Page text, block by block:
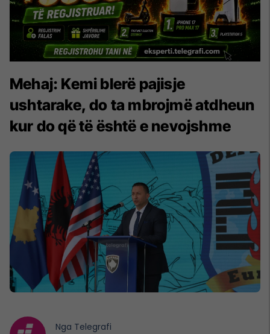
Mehaj: Kemi blerë pajisje
ushtarake, do ta mbrojmë atdheun
kur do që të është e nevojshme
Nga Telegrafi